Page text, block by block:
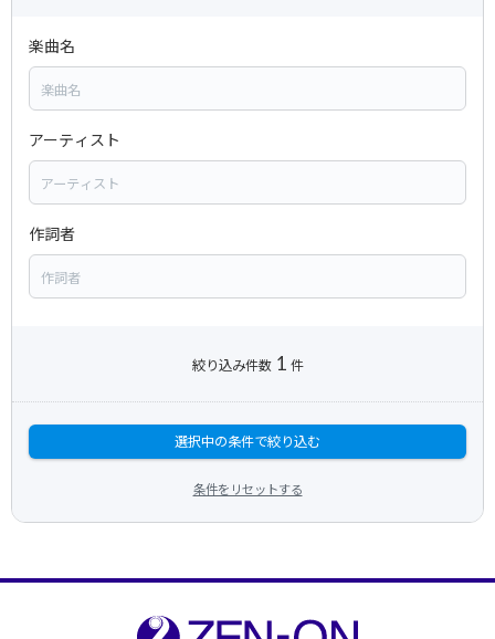
楽曲名
アーティスト
作詞者
絞り込み件数 1 件
選択中の条件で絞り込む
条件をリセットする